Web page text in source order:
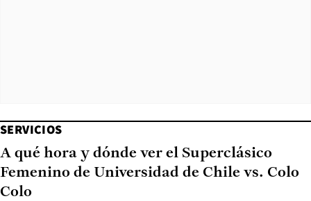
SERVICIOS
A qué hora y dónde ver el Superclásico
Femenino de Universidad de Chile vs. Colo
Colo